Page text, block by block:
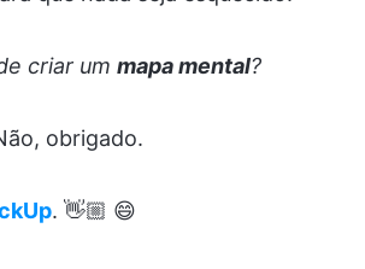
criar um mapa mental?
obrigado.
. 👋🏼 😄